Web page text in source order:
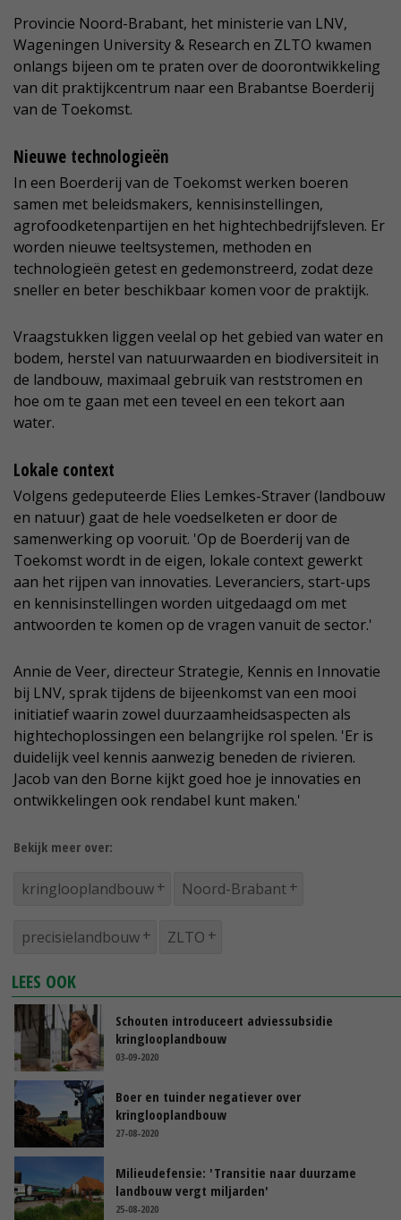
Provincie Noord-Brabant, het ministerie van LNV,
Wageningen University & Research en ZLTO kwamen
onlangs bijeen om te praten over de doorontwikkeling
van dit praktijkcentrum naar een Brabantse Boerderij
van de Toekomst.
Nieuwe technologieën
In een Boerderij van de Toekomst werken boeren
samen met beleidsmakers, kennisinstellingen,
agrofoodketenpartijen en het hightechbedrijfsleven. Er
worden nieuwe teeltsystemen, methoden en
technologieën getest en gedemonstreerd, zodat deze
sneller en beter beschikbaar komen voor de praktijk.
Vraagstukken liggen veelal op het gebied van water en
bodem, herstel van natuurwaarden en biodiversiteit in
de landbouw, maximaal gebruik van reststromen en
hoe om te gaan met een teveel en een tekort aan
water.
Lokale context
Volgens gedeputeerde Elies Lemkes-Straver (landbouw
en natuur) gaat de hele voedselketen er door de
samenwerking op vooruit. 'Op de Boerderij van de
Toekomst wordt in de eigen, lokale context gewerkt
aan het rijpen van innovaties. Leveranciers, start-ups
en kennisinstellingen worden uitgedaagd om met
antwoorden te komen op de vragen vanuit de sector.'
Annie de Veer, directeur Strategie, Kennis en Innovatie
bij LNV, sprak tijdens de bijeenkomst van een mooi
initiatief waarin zowel duurzaamheidsaspecten als
hightechoplossingen een belangrijke rol spelen. 'Er is
duidelijk veel kennis aanwezig beneden de rivieren.
Jacob van den Borne kijkt goed hoe je innovaties en
ontwikkelingen ook rendabel kunt maken.'
Bekijk meer over:
kringlooplandbouw Noord-Brabant
precisielandbouw ZLTO
LEES OOK
Schouten introduceert adviessubsidie
kringlooplandbouw
03-09-2020
Boer en tuinder negatiever over
kringlooplandbouw
27-08-2020
Milieudefensie: 'Transitie naar duurzame
landbouw vergt miljarden'
25-08-2020